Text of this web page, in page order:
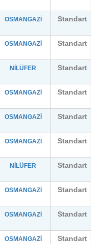
OSMANGAZİ Standart
OSMANGAZİ Standart
NİLÜFER Standart
OSMANGAZİ Standart
OSMANGAZİ Standart
OSMANGAZİ Standart
NİLÜFER Standart
OSMANGAZİ Standart
OSMANGAZİ Standart
OSMANGAZİ Standart